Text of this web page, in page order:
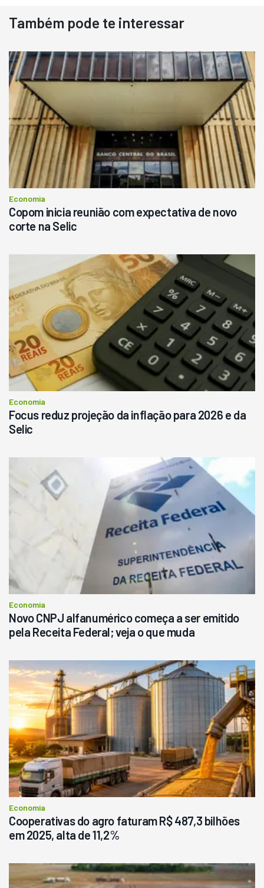
Destaque
Usado
Pá Carregadeira Cat 966
Ano 1987
R$ 145.000
Consultar
Também pode te interessar
Economia
Copom inicia reunião com expectativa de novo
corte na Selic
Economia
Focus reduz projeção da inflação para 2026 e da
Selic
Economia
Novo CNPJ alfanumérico começa a ser emitido
pela Receita Federal; veja o que muda
Economia
Cooperativas do agro faturam R$ 487,3 bilhões
em 2025, alta de 11,2%